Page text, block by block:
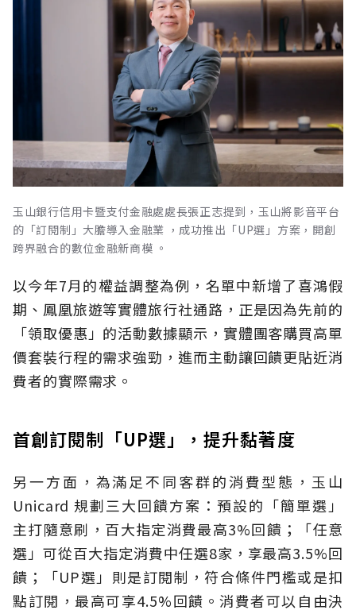
玉山銀行信用卡暨支付金融處處長張正志提到，玉山將影音平台
的「訂閱制」大膽導入金融業 ，成功推出「UP選」方案，開創
跨界融合的數位金融新商模 。
以今年7月的權益調整為例，名單中新增了喜鴻假
期、鳳凰旅遊等實體旅行社通路，正是因為先前的
「領取優惠」的活動數據顯示，實體團客購買高單
價套裝行程的需求強勁，進而主動讓回饋更貼近消
費者的實際需求。
首創訂閱制「UP選」，提升黏著度
另一方面，為滿足不同客群的消費型態，玉山
Unicard 規劃三大回饋方案：預設的「簡單選」
主打隨意刷，百大指定消費最高3%回饋；「任意
選」可從百大指定消費中任選8家，享最高3.5%回
饋；「UP選」則是訂閱制，符合條件門檻或是扣
點訂閱，最高可享4.5%回饋。消費者可以自由決